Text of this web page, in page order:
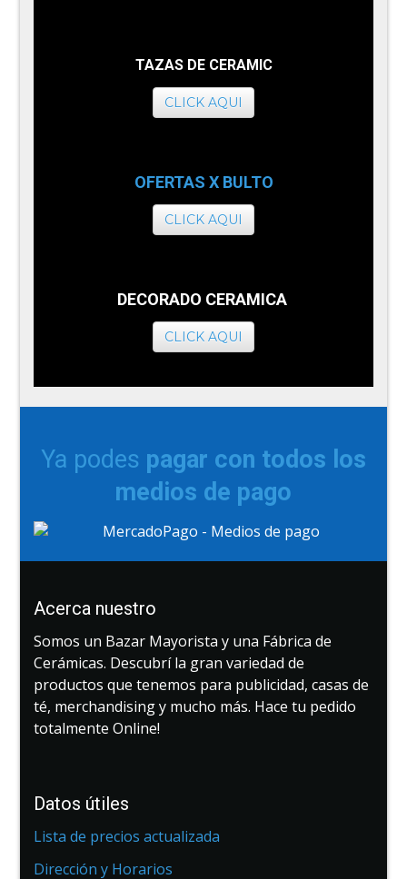
TAZAS DE CERAMIC
CLICK AQUI
OFERTAS X BULTO
CLICK AQUI
DECORADO CERAMICA
CLICK AQUI
Ya podes pagar con todos los
medios de pago
Acerca nuestro
Somos un Bazar Mayorista y una Fábrica de
Cerámicas. Descubrí la gran variedad de
productos que tenemos para publicidad, casas de
té, merchandising y mucho más. Hace tu pedido
totalmente Online!
Datos útiles
Lista de precios actualizada
Dirección y Horarios